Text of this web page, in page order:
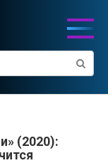
(2020):